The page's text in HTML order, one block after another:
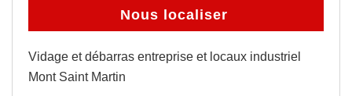
Nous localiser
Vidage et débarras entreprise et locaux industriel
Mont Saint Martin